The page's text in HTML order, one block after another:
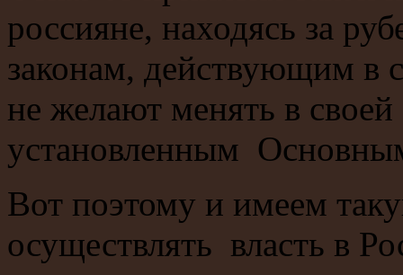
россияне, находясь за
законам, действующим в
не желают менять в
установленным
Вот поэтому и имеем
осуществлять власть в